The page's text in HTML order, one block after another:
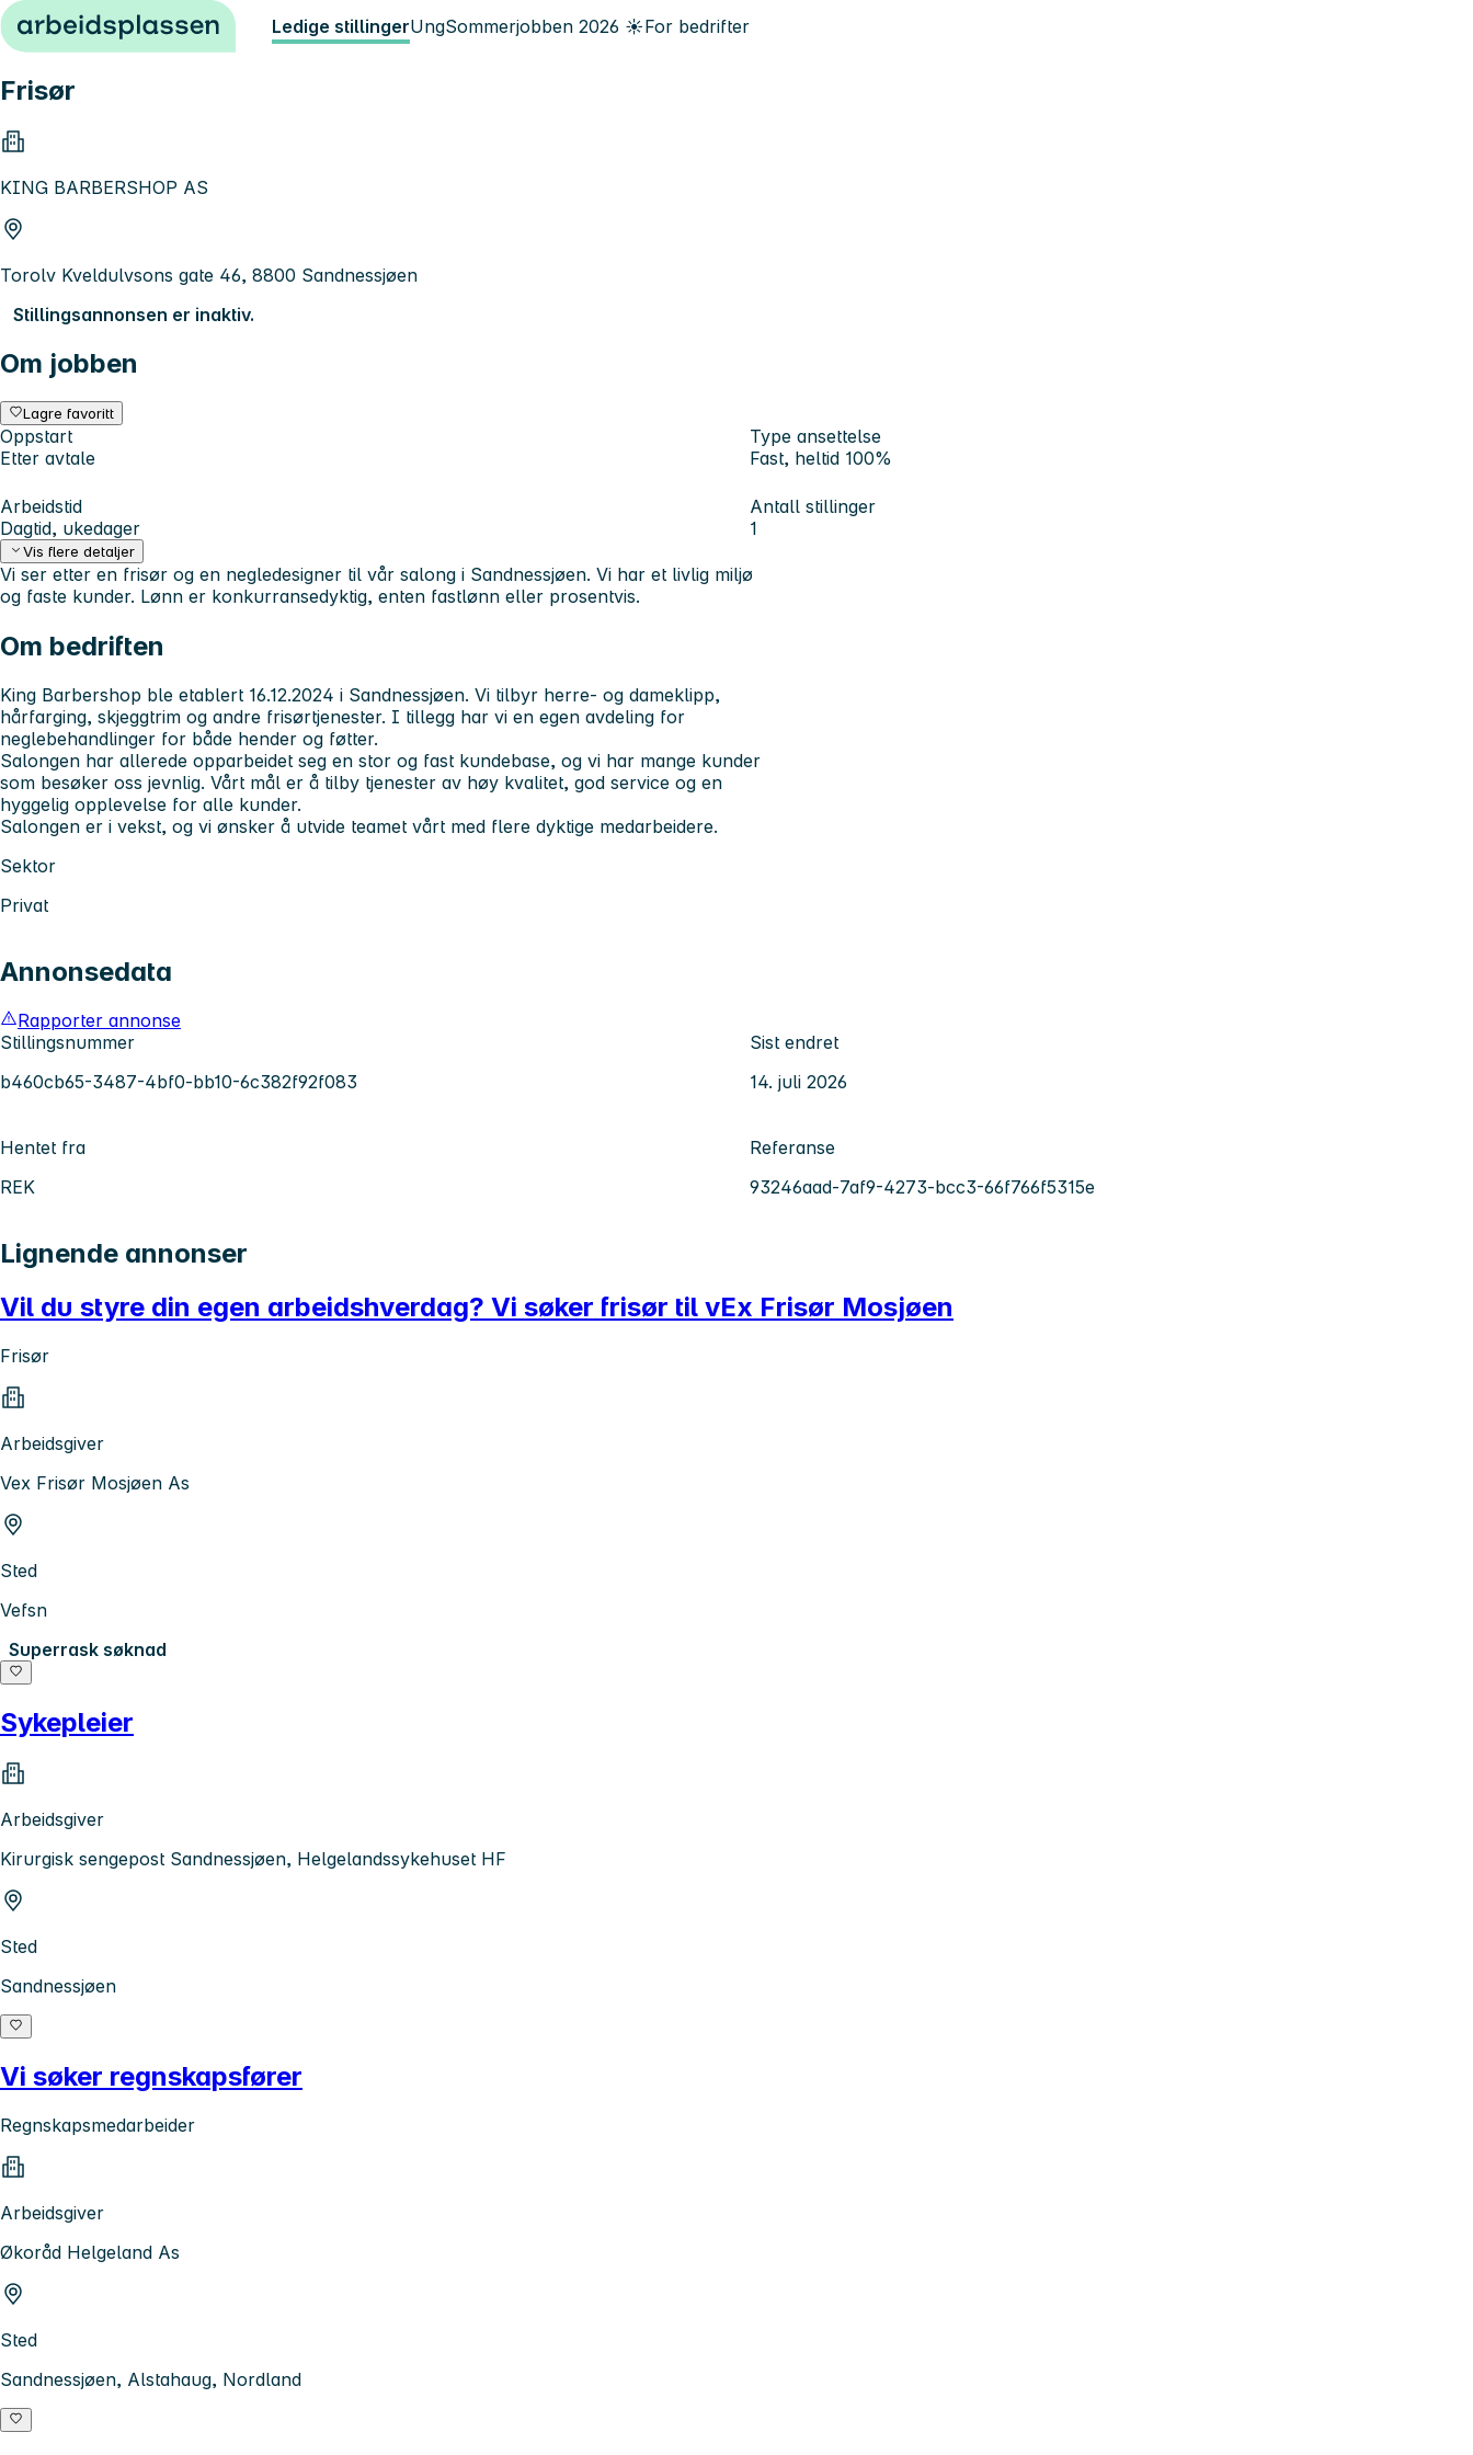
Hopp til innhold Ledige stillingerUngSommerjobben 2026 ☀️For bedrifter
Frisør
KING BARBERSHOP AS
Torolv Kveldulvsons gate 46, 8800 Sandnessjøen
Stillingsannonsen er inaktiv.
Om jobben
Lagre favoritt
Oppstart
Etter avtale
Type ansettelse
Fast, heltid 100%
Arbeidstid
Dagtid, ukedager
Antall stillinger
1
Vis flere detaljer
Vi ser etter en frisør og en negledesigner til vår salong i Sandnessjøen. Vi har et livlig miljø
og faste kunder. Lønn er konkurransedyktig, enten fastlønn eller prosentvis.
Om bedriften
King Barbershop ble etablert 16.12.2024 i Sandnessjøen. Vi tilbyr herre- og dameklipp,
hårfarging, skjeggtrim og andre frisørtjenester. I tillegg har vi en egen avdeling for
neglebehandlinger for både hender og føtter.
Salongen har allerede opparbeidet seg en stor og fast kundebase, og vi har mange kunder
som besøker oss jevnlig. Vårt mål er å tilby tjenester av høy kvalitet, god service og en
hyggelig opplevelse for alle kunder.
Salongen er i vekst, og vi ønsker å utvide teamet vårt med flere dyktige medarbeidere.
Sektor
Privat
Annonsedata
Rapporter annonse
Stillingsnummer
b460cb65-3487-4bf0-bb10-6c382f92f083
Sist endret
14. juli 2026
Hentet fra
REK
Referanse
93246aad-7af9-4273-bcc3-66f766f5315e
Lignende annonser
Vil du styre din egen arbeidshverdag? Vi søker frisør til vEx Frisør Mosjøen
Frisør
Arbeidsgiver
Vex Frisør Mosjøen As
Sted
Vefsn
Superrask søknad
Sykepleier
Arbeidsgiver
Kirurgisk sengepost Sandnessjøen, Helgelandssykehuset HF
Sted
Sandnessjøen
Vi søker regnskapsfører
Regnskapsmedarbeider
Arbeidsgiver
Økoråd Helgeland As
Sted
Sandnessjøen, Alstahaug, Nordland